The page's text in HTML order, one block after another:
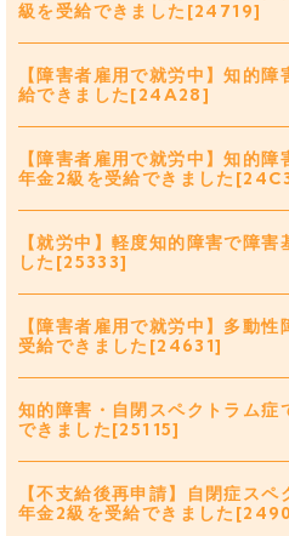
級を受給できました[24719]
【障害者雇用で就労中】知的
給できました[24A28]
【障害者雇用で就労中】知的
年金2級を受給できました
【就労中】軽度知的障害で障
した[25333]
【障害者雇用で就労中】多動
受給できました[24631]
知的障害・自閉スペクトラム症
できました[25115]
【不支給後再申請】自閉症ス
年金2級を受給できました